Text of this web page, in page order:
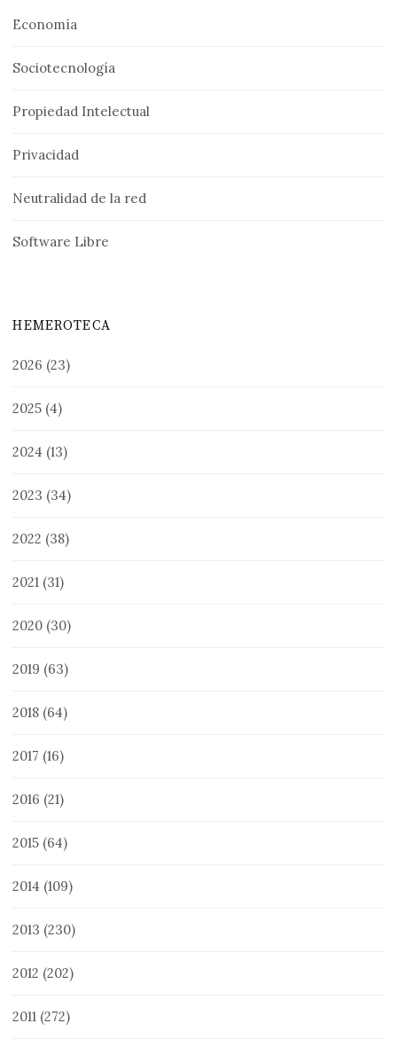
Economía
Sociotecnología
Propiedad Intelectual
Privacidad
Neutralidad de la red
Software Libre
HEMEROTECA
2026 (23)
2025 (4)
2024 (13)
2023 (34)
2022 (38)
2021 (31)
2020 (30)
2019 (63)
2018 (64)
2017 (16)
2016 (21)
2015 (64)
2014 (109)
2013 (230)
2012 (202)
2011 (272)